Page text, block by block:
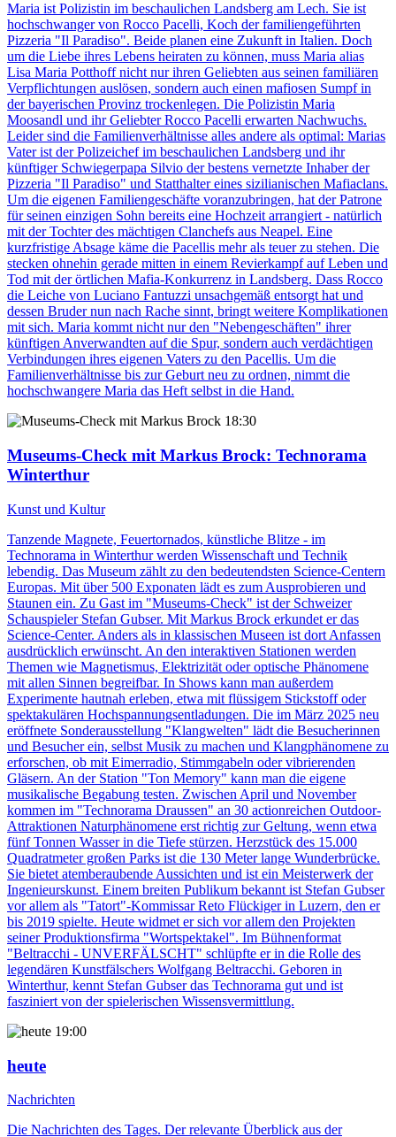
Maria ist Polizistin im beschaulichen Landsberg am Lech. Sie ist
hochschwanger von Rocco Pacelli, Koch der familiengeführten
Pizzeria "Il Paradiso". Beide planen eine Zukunft in Italien. Doch
um die Liebe ihres Lebens heiraten zu können, muss Maria alias
Lisa Maria Potthoff nicht nur ihren Geliebten aus seinen familiären
Verpflichtungen auslösen, sondern auch einen mafiosen Sumpf in
der bayerischen Provinz trockenlegen. Die Polizistin Maria
Moosandl und ihr Geliebter Rocco Pacelli erwarten Nachwuchs.
Leider sind die Familienverhältnisse alles andere als optimal: Marias
Vater ist der Polizeichef im beschaulichen Landsberg und ihr
künftiger Schwiegerpapa Silvio der bestens vernetzte Inhaber der
Pizzeria "Il Paradiso" und Statthalter eines sizilianischen Mafiaclans.
Um die eigenen Familiengeschäfte voranzubringen, hat der Patrone
für seinen einzigen Sohn bereits eine Hochzeit arrangiert - natürlich
mit der Tochter des mächtigen Clanchefs aus Neapel. Eine
kurzfristige Absage käme die Pacellis mehr als teuer zu stehen. Die
stecken ohnehin gerade mitten in einem Revierkampf auf Leben und
Tod mit der örtlichen Mafia-Konkurrenz in Landsberg. Dass Rocco
die Leiche von Luciano Fantuzzi unsachgemäß entsorgt hat und
dessen Bruder nun nach Rache sinnt, bringt weitere Komplikationen
mit sich. Maria kommt nicht nur den "Nebengeschäften" ihrer
künftigen Anverwandten auf die Spur, sondern auch verdächtigen
Verbindungen ihres eigenen Vaters zu den Pacellis. Um die
Familienverhältnisse bis zur Geburt neu zu ordnen, nimmt die
hochschwangere Maria das Heft selbst in die Hand.
18:30
Museums-Check mit Markus Brock: Technorama
Winterthur
Kunst und Kultur
Tanzende Magnete, Feuertornados, künstliche Blitze - im
Technorama in Winterthur werden Wissenschaft und Technik
lebendig. Das Museum zählt zu den bedeutendsten Science-Centern
Europas. Mit über 500 Exponaten lädt es zum Ausprobieren und
Staunen ein. Zu Gast im "Museums-Check" ist der Schweizer
Schauspieler Stefan Gubser. Mit Markus Brock erkundet er das
Science-Center. Anders als in klassischen Museen ist dort Anfassen
ausdrücklich erwünscht. An den interaktiven Stationen werden
Themen wie Magnetismus, Elektrizität oder optische Phänomene
mit allen Sinnen begreifbar. In Shows kann man außerdem
Experimente hautnah erleben, etwa mit flüssigem Stickstoff oder
spektakulären Hochspannungsentladungen. Die im März 2025 neu
eröffnete Sonderausstellung "Klangwelten" lädt die Besucherinnen
und Besucher ein, selbst Musik zu machen und Klangphänomene zu
erforschen, ob mit Eimerradio, Stimmgabeln oder vibrierenden
Gläsern. An der Station "Ton Memory" kann man die eigene
musikalische Begabung testen. Zwischen April und November
kommen im "Technorama Draussen" an 30 actionreichen Outdoor-
Attraktionen Naturphänomene erst richtig zur Geltung, wenn etwa
fünf Tonnen Wasser in die Tiefe stürzen. Herzstück des 15.000
Quadratmeter großen Parks ist die 130 Meter lange Wunderbrücke.
Sie bietet atemberaubende Aussichten und ist ein Meisterwerk der
Ingenieurskunst. Einem breiten Publikum bekannt ist Stefan Gubser
vor allem als "Tatort"-Kommissar Reto Flückiger in Luzern, den er
bis 2019 spielte. Heute widmet er sich vor allem den Projekten
seiner Produktionsfirma "Wortspektakel". Im Bühnenformat
"Beltracchi - UNVERFÄLSCHT" schlüpfte er in die Rolle des
legendären Kunstfälschers Wolfgang Beltracchi. Geboren in
Winterthur, kennt Stefan Gubser das Technorama gut und ist
fasziniert von der spielerischen Wissensvermittlung.
19:00
heute
Nachrichten
Die Nachrichten des Tages. Der relevante Überblick aus der